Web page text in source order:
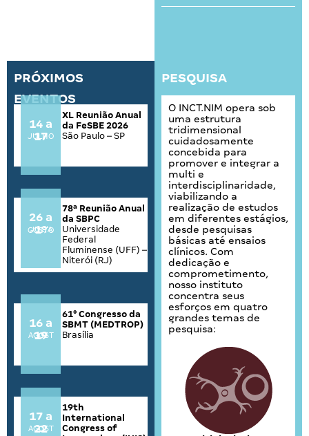
PRÓXIMOS
EVENTOS
14 a
17
JULHO
XL Reunião Anual
da FeSBE 2026
São Paulo – SP
26 a
1º
JUL/AGOSTO
78ª Reunião Anual
da SBPC
Universidade
Federal
Fluminense (UFF) –
Niterói (RJ)
16 a
19
AGOSTO
61° Congresso da
SBMT (MEDTROP)
Brasília
17 a
22
AGOSTO
19th
International
Congress of
PESQUISA
O INCT.NIM opera sob
uma estrutura
tridimensional
cuidadosamente
concebida para
promover e integrar a
multi e
interdisciplinaridade,
viabilizando a
realização de estudos
em diferentes estágios,
desde pesquisas
básicas até ensaios
clínicos. Com
dedicação e
comprometimento,
nosso instituto
concentra seus
esforços em quatro
grandes temas de
pesquisa: